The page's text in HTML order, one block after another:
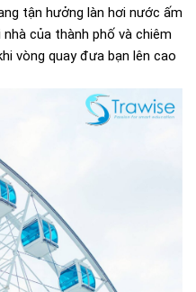
tận hưởng làn hơi nước ấm
của thành phố và chiêm
vòng quay đưa bạn lên cao